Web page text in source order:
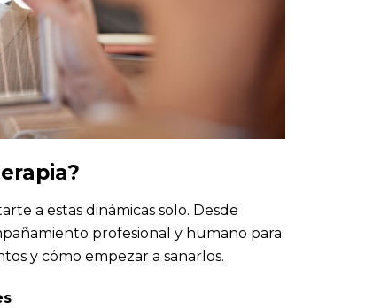
a estas dinámicas solo. Desde
profesional y humano para
y cómo empezar a sanarlos.